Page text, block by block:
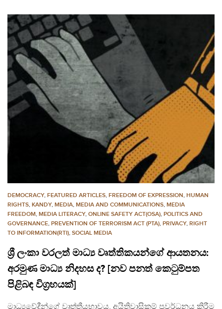
DEMOCRACY, FEATURED ARTICLES, FREEDOM OF EXPRESSION, HUMAN
RIGHTS, KANDY, MEDIA, MEDIA AND COMMUNICATIONS, MEDIA
FREEDOM, MEDIA LITERACY, ONLINE SAFETY ACT(OSA), POLITICS AND
GOVERNANCE, PREVENTION OF TERRORISM ACT (PTA), PRIVACY, RIGHT
TO INFORMATION(RTI), SOCIAL MEDIA
ශ්‍රී ලංකා වරලත් මාධ්‍ය වෘත්තිකයන්ගේ ආයතනය:
අරමුණ මාධ්‍ය නිදහස ද? [නව පනත් කෙටුම්පත
පිළිබඳ විග්‍රහයක්]
මාධ්‍යවේදීන්ගේ වෘත්තීයභාවය, අයිතිවාසිකම් ප්‍රවර්ධනය කිරීම